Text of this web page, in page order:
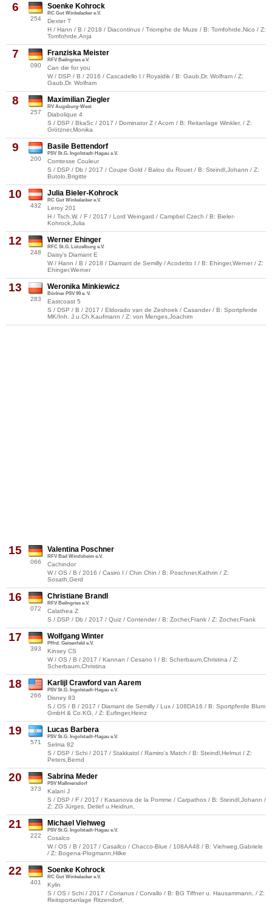
6
254
Soenke Kohrock
RC Gut Winkelacker e.V.
Dexter T
H / Hann / B / 2018 / Diacontinus / Triomphe de Muze / B: Tomfohrde,Nico / Z:
Tomfohrde,Anja
7
090
Franziska Meister
RFV Beilngries e.V.
Can die for you
W / DSP / B / 2016 / Cascadello I / Royaldik / B: Gaub,Dr. Wolfram / Z:
Gaub,Dr. Wolfram
8
257
Maximilian Ziegler
RV Augsburg-West
Diabolique 4
S / DSP / BkaSc / 2017 / Dominator Z / Acorn / B: Reitanlage Winkler, / Z:
Grötzner,Monika
9
200
Basile Bettendorf
PSV St.G. Ingolstadt-Hagau e.V.
Comtesse Couleur
S / DSP / Db / 2017 / Coupe Gold / Balou du Rouet / B: Steindl,Johann / Z:
Butolo,Brigitte
10
432
Julia Bieler-Kohrock
RC Gut Winkelacker e.V.
Leroy 201
H / Tsch.W. / F / 2017 / Lord Weingard / Campbel Czech / B: Bieler-
Kohrock,Julia
12
248
Werner Ehinger
RFC St.G. Lützelburg e.V.
Daisy's Diamant E
W / Hann / B / 2018 / Diamant de Semilly / Acodetto I / B: Ehinger,Werner / Z:
Ehinger,Werner
13
283
Weronika Minkiewicz
Börlner PSV 99 e. V.
Eastcoast 5
S / DSP / B / 2017 / Eldorado van de Zeshoek / Casander / B: Sportpferde
MK/Inh. J.u.Ch.Kaufmann / Z: von Menges,Joachim
15
066
Valentina Poschner
RFV Bad Windsheim e.V.
Cachindor
W / OS / B / 2016 / Casiro I / Chin Chin / B: Poschner,Kathrin / Z:
Sosath,Gerd
16
072
Christiane Brandl
RFV Beilngries e.V.
Calathea Z
S / DSP / Db / 2017 / Quiz / Contender / B: Zocher,Frank / Z: Zocher,Frank
17
393
Wolfgang Winter
Pffrd. Geisenfeld e.V.
Kinsey CS
W / OS / B / 2017 / Kannan / Cesano I / B: Scherbaum,Christina / Z:
Scherbaum,Christina
18
266
Karlijl Crawford van Aarem
PSV St.G. Ingolstadt-Hagau e.V.
Disney 83
S / OS / B / 2017 / Diamant de Semilly / Lux / 108DA16 / B: Sportpferde Blum
GmbH & Co.KG, / Z: Eufinger,Heinz
19
571
Lucas Barbera
PSV St.G. Ingolstadt-Hagau e.V.
Selma 82
S / DSP / Schi / 2017 / Stakkatol / Ramiro's Match / B: Steindl,Helmut / Z:
Peters,Bernd
20
373
Sabrina Meder
PSV Mallmersdorf
Kalani J
S / DSP / F / 2017 / Kasanova de la Pomme / Carpathos / B: Steindl,Johann /
Z: ZG Jürges, Detlef u.Heidrun,
21
222
Michael Viehweg
PSV St.G. Ingolstadt-Hagau e.V.
Cosalco
W / OS / B / 2017 / Casallco / Chacco-Blue / 108AA48 / B: Viehweg,Gabriele
/ Z: Bogena-Plogmann,Hilke
22
401
Soenke Kohrock
RC Gut Winkelacker e.V.
Kylin
S / OS / Schi / 2017 / Corianus / Corvallo / B: BG Tiffner u. Hausammann, / Z:
Reitsportanlage Ritzendorf,